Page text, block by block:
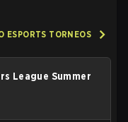
ESPORTS TORNEOS
League Summer